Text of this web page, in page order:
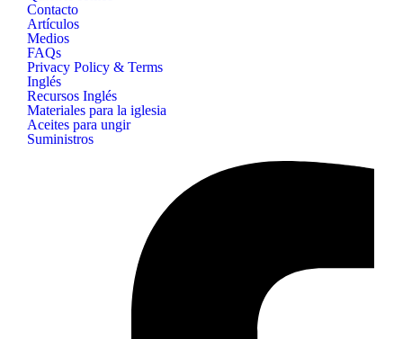
Contacto
Artículos
Medios
FAQs
Privacy Policy & Terms
Inglés
Recursos Inglés
Materiales para la iglesia
Aceites para ungir
Suministros